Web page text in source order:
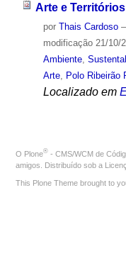
Arte e Territórios
por Thais Cardoso
modificação21/10/
Ambiente,
Arte, Polo Ribeirão
Localizado em
O Plone® - CMS/WCM de
amigos. Distribuído sob a
This Plone Theme brought to